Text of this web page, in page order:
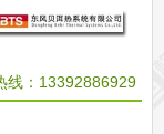
： 13392886929